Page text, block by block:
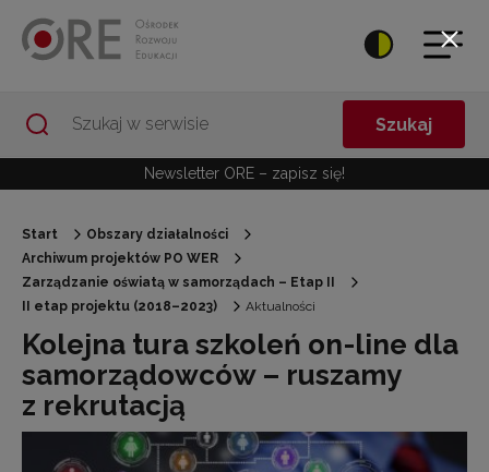
Szukaj
Newsletter ORE – zapisz się!
Start
Obszary działalności
Archiwum projektów PO WER
Zarządzanie oświatą w samorządach – Etap II
II etap projektu (2018–2023)
Aktualności
Kolejna tura szkoleń on-line dla
samorządowców – ruszamy
z rekrutacją